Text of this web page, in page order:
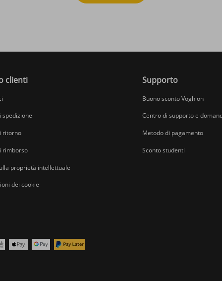
clienti
spedizione
ritorno
rimborso
proprietà intellettuale
dei cookie
Supporto
Buono sconto Voghion
Centro di supporto e
Metodo di pagamento
Sconto studenti